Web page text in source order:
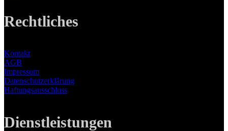
Rechtliches
Kontakt
AGB
Impressum
Datenschutzerklärung
Haftungsausschluss
Dienstleistungen